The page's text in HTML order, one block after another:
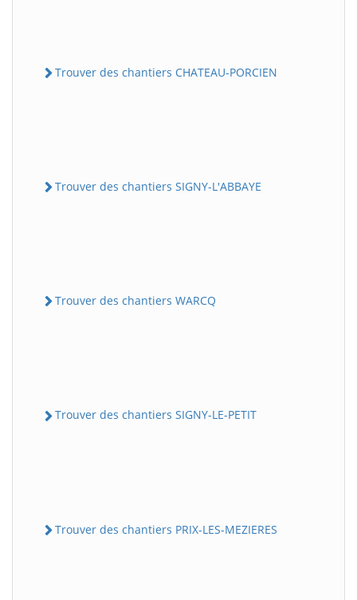
Trouver des chantiers CHATEAU-PORCIEN
Trouver des chantiers SIGNY-L'ABBAYE
Trouver des chantiers WARCQ
Trouver des chantiers SIGNY-LE-PETIT
Trouver des chantiers PRIX-LES-MEZIERES